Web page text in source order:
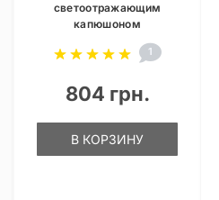
светоотражающим
капюшоном
1
804 грн.
В КОРЗИНУ